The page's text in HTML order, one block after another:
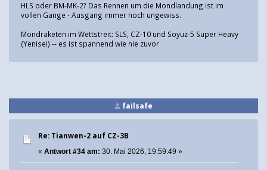
HLS oder BM-MK-2? Das Rennen um die Mondlandung ist im
vollen Gange - Ausgang immer noch ungewiss.
Mondraketen im Wettstreit: SLS, CZ-10 und Soyuz-5 Super Heavy
(Yenisei) -- es ist spannend wie nie zuvor
failsafe
Re: Tianwen-2 auf CZ-3B
« Antwort #34 am: 30. Mai 2026, 19:59:49 »